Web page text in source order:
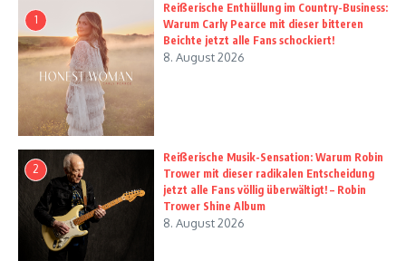
1
Reißerische Enthüllung im Country-Business:
Warum Carly Pearce mit dieser bitteren
Beichte jetzt alle Fans schockiert!
8. August 2026
2
Reißerische Musik-Sensation: Warum Robin
Trower mit dieser radikalen Entscheidung
jetzt alle Fans völlig überwältigt! – Robin
Trower Shine Album
8. August 2026